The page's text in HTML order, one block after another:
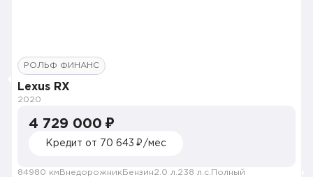
РОЛЬФ ФИНАНС
Lexus RX
2020
4 729 000 ₽
Кредит от 70 643 ₽/мес
84980 км Внедорожник Бензин2.0 л. 238 л.с. Полный